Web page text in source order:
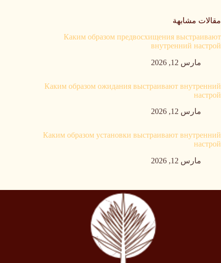
مقالات مشابهة
Каким образом предвосхищения выстраивают
внутренний настрой
مارس 12, 2026
Каким образом ожидания выстраивают внутренний
настрой
مارس 12, 2026
Каким образом установки выстраивают внутренний
настрой
مارس 12, 2026